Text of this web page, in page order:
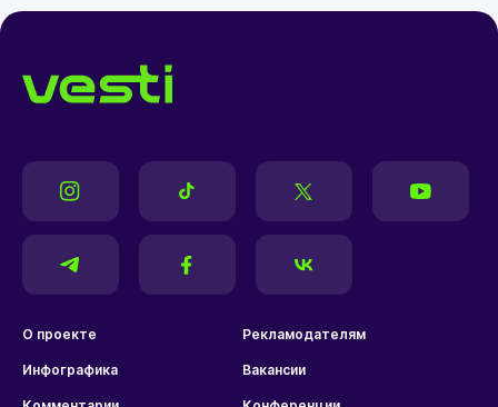
О проекте Рекламодателям
Инфографика Вакансии